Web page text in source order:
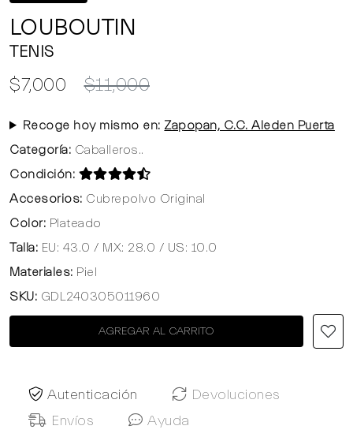
LOUBOUTIN
TENIS
$7,000 $11,000
Recoge hoy mismo en: Zapopan, C.C. Aleden Puerta
Categoría: Caballeros..
Condición:
Accesorios: Cubrepolvo Original
Color: Plateado
Talla: EU: 43.0 / MX: 28.0 / US: 10.0
Materiales: Piel
SKU: GDL240305011960
AGREGAR AL CARRITO
Autenticación
Devoluciones
Envíos
Ayuda